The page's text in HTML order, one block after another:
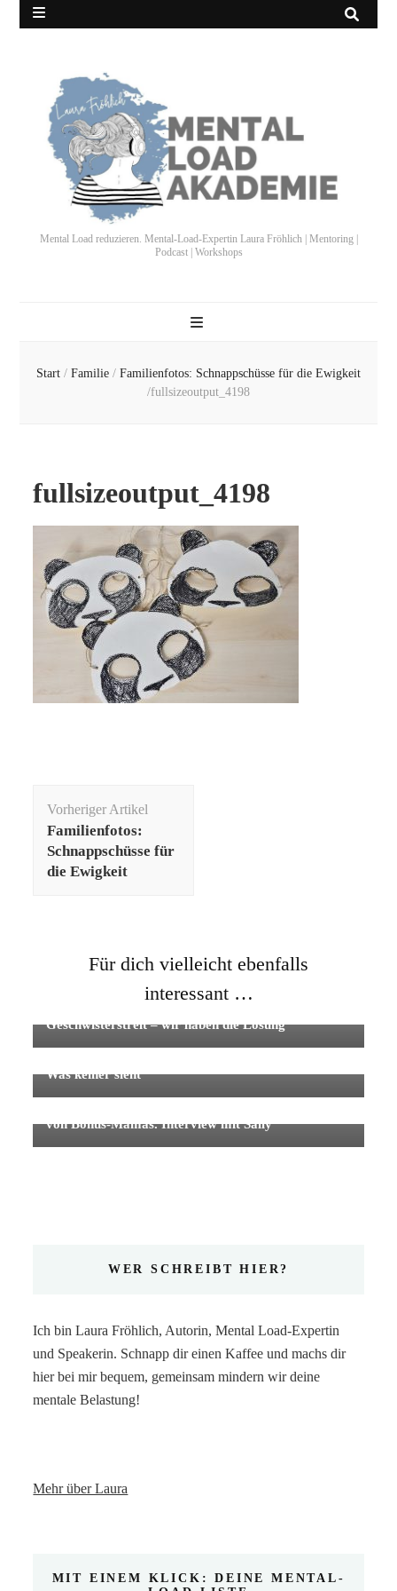
Mental Load reduzieren. Mental-Load-Expertin Laura Fröhlich | Mentoring |
Podcast | Workshops
Start / Familie / Familienfotos: Schnappschüsse für die Ewigkeit
/fullsizeoutput_4198
fullsizeoutput_4198
Vorheriger Artikel
Familienfotos:
Schnappschüsse für
die Ewigkeit
Für dich vielleicht ebenfalls
interessant …
Geschwisterstreit – wir haben die Lösung
Was keiner sieht
von Bonus-Mamas. Interview mit Sally
WER SCHREIBT HIER?
Ich bin Laura Fröhlich, Autorin, Mental Load-Expertin
und Speakerin. Schnapp dir einen Kaffee und machs dir
hier bei mir bequem, gemeinsam mindern wir deine
mentale Belastung!
Mehr über Laura
MIT EINEM KLICK: DEINE MENTAL-